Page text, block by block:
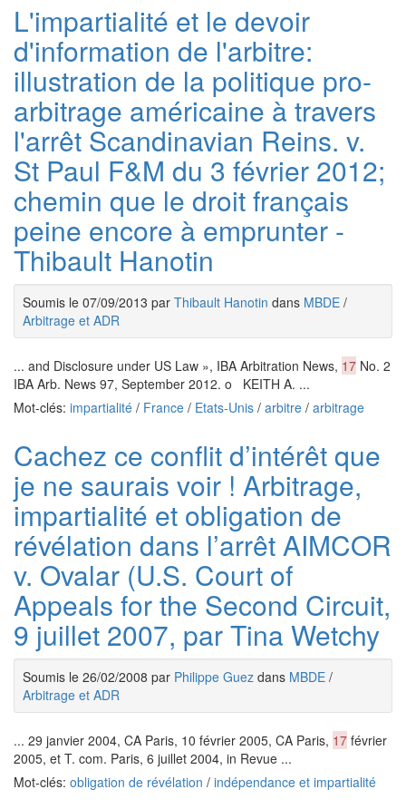
L'impartialité et le devoir
d'information de l'arbitre:
illustration de la politique pro-
arbitrage américaine à travers
l'arrêt Scandinavian Reins. v.
St Paul F&M du 3 février 2012;
chemin que le droit français
peine encore à emprunter -
Thibault Hanotin
Soumis le 07/09/2013 par Thibault Hanotin dans MBDE /
Arbitrage et ADR
... and Disclosure under US Law », IBA Arbitration News, 17 No. 2
IBA Arb. News 97, September 2012. o KEITH A. ...
Mot-clés: impartialité / France / Etats-Unis / arbitre / arbitrage
Cachez ce conflit d’intérêt que
je ne saurais voir ! Arbitrage,
impartialité et obligation de
révélation dans l’arrêt AIMCOR
v. Ovalar (U.S. Court of
Appeals for the Second Circuit,
9 juillet 2007, par Tina Wetchy
Soumis le 26/02/2008 par Philippe Guez dans MBDE /
Arbitrage et ADR
... 29 janvier 2004, CA Paris, 10 février 2005, CA Paris, 17 février
2005, et T. com. Paris, 6 juillet 2004, in Revue ...
Mot-clés: obligation de révélation / indépendance et impartialité